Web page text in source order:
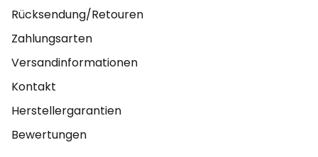
Rücksendung/Retouren
Zahlungsarten
Versandinformationen
Kontakt
Herstellergarantien
Bewertungen